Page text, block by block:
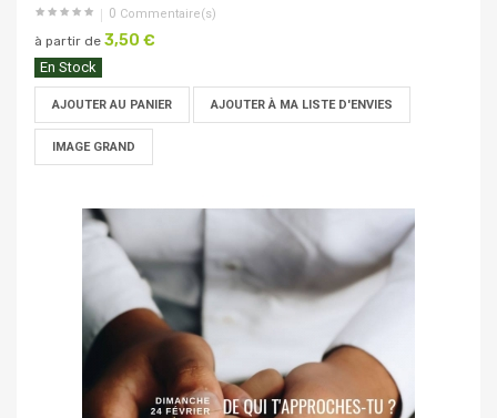
0 Commentaire(s)
à partir de 3,50 €
En Stock
AJOUTER AU PANIER AJOUTER À MA LISTE D'ENVIES
IMAGE GRAND